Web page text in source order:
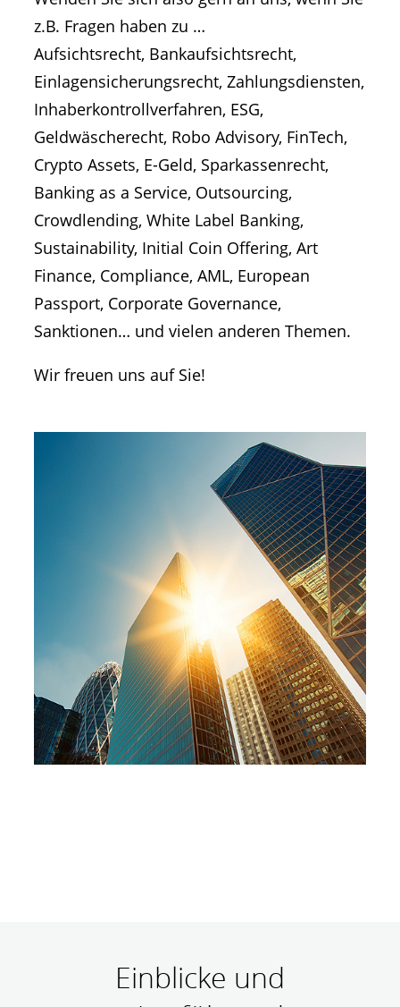
z.B. Fragen haben zu …
Aufsichtsrecht, Bankaufsichtsrecht,
Einlagensicherungsrecht, Zahlungsdiensten,
Inhaberkontrollverfahren, ESG,
Geldwäscherecht, Robo Advisory, FinTech,
Crypto Assets, E-Geld, Sparkassenrecht,
Banking as a Service, Outsourcing,
Crowdlending, White Label Banking,
Sustainability, Initial Coin Offering, Art
Finance, Compliance, AML, European
Passport, Corporate Governance,
Sanktionen… und vielen anderen Themen.
Wir freuen uns auf Sie!
Einblicke und